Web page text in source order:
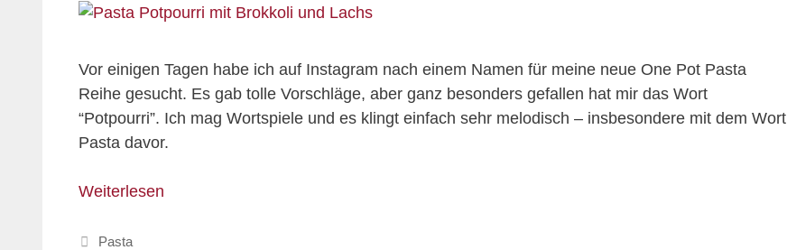
Vor einigen Tagen habe ich auf Instagram nach einem Namen für meine neue One Pot Pasta
Reihe gesucht. Es gab tolle Vorschläge, aber ganz besonders gefallen hat mir das Wort
“Potpourri”. Ich mag Wortspiele und es klingt einfach sehr melodisch – insbesondere mit dem Wort
Pasta davor.
Weiterlesen
Kategorien
Pasta